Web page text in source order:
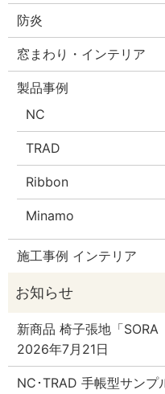
防炎
窓まわり・インテリア
製品事例
NC
TRAD
Ribbon
Minamo
施工事例 インテリア
新商品 椅子張地「
2026年7月21日
NC･TRAD 手帳型サン